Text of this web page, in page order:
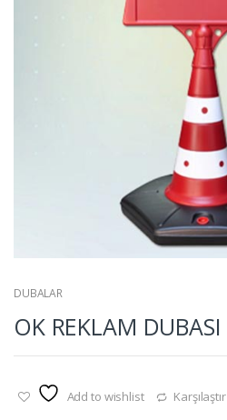
DUBALAR
OK REKLAM DUBASI
Add to wishlist Karşılaştır